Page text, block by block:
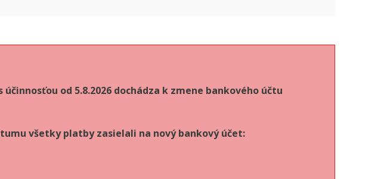
od 5.8.2026 dochádza k zmene bankového účtu
všetky platby zasielali na nový bankový účet: